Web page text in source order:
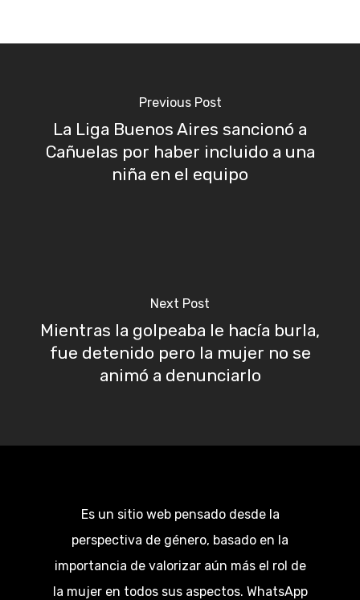
Previous Post
La Liga Buenos Aires sancionó a
Cañuelas por haber incluido a una
niña en el equipo
Next Post
Mientras la golpeaba le hacía burla,
fue detenido pero la mujer no se
animó a denunciarlo
Es un sitio web pensado desde la
perspectiva de género, basado en la
importancia de valorizar aún más el rol de
la mujer en todos sus aspectos. WhatsApp